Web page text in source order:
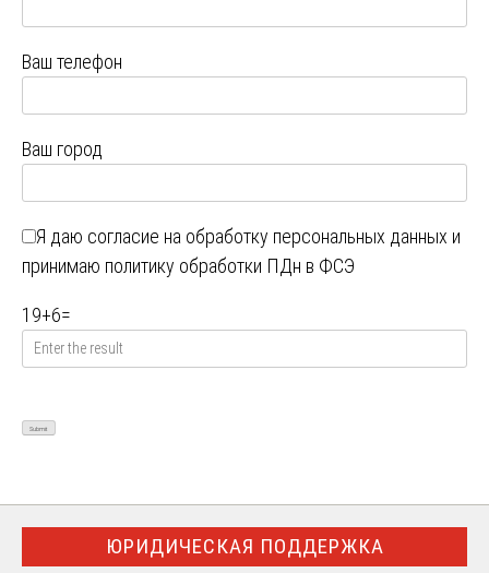
Ваш телефон
Ваш город
Я даю согласие на обработку персональных данных и
принимаю политику обработки ПДн в ФСЭ
19+6=
ЮРИДИЧЕСКАЯ ПОДДЕРЖКА